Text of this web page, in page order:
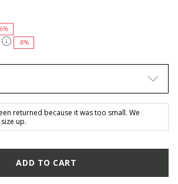
-8%
from
returned because it was too small. We
up.
ADD TO CART